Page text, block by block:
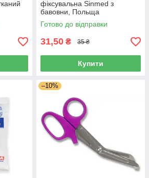
фіксувальна Sinmed з
бавовни, Польща
Готово до відправки
31,50 ₴ 35 ₴
Купити
–10%